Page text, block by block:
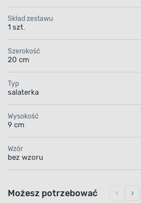
Skład zestawu
1 szt.
Szerokość
20 cm
Typ
salaterka
Wysokość
9 cm
Wzór
bez wzoru
Możesz potrzebować